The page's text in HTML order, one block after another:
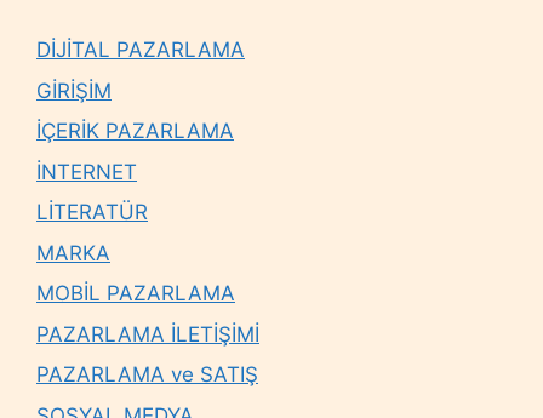
DİJİTAL PAZARLAMA
GİRİŞİM
İÇERİK PAZARLAMA
İNTERNET
LİTERATÜR
MARKA
MOBİL PAZARLAMA
PAZARLAMA İLETİŞİMİ
PAZARLAMA ve SATIŞ